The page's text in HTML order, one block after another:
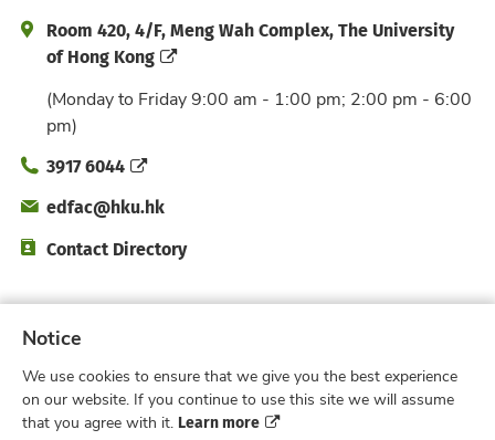
Address and Office Hour
Room 420, 4/F, Meng Wah Complex, The University
of Hong Kong
(Monday to Friday 9:00 am - 1:00 pm; 2:00 pm - 6:00
pm)
Phone3917 6044
Emailedfac@hku.hk
Directory
Contact Directory
Subscribe to Faculty e-Notice
Facebook
Instagram
X WeiboXiao Hong
Notice
We use cookies to ensure that we give you the best experience
on our website. If you continue to use this site we will assume
that you agree with it. Learn more